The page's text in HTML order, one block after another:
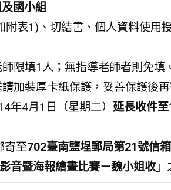
國小組
表1)、切結書、個人資料使用
填1人；無指導老師者則免填
裝厚卡紙保護，妥善保護後再
4月1日（星期二） 延長收件至
寄至702臺南鹽埕郵局第21號信箱
音暨海報繪畫比賽－魏小姐收」